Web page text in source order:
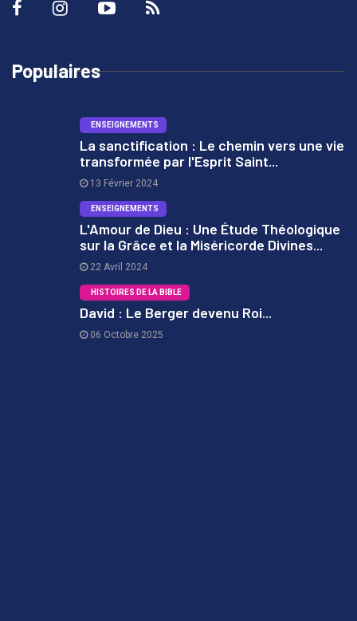
Populaires
ENSEIGNEMENTS
La sanctification : Le chemin vers une vie
transformée par l'Esprit Saint...
13 Février 2024
ENSEIGNEMENTS
L'Amour de Dieu : Une Étude Théologique
sur la Grâce et la Miséricorde Divines...
22 Avril 2024
HISTOIRES DE LA BIBLE
David : Le Berger devenu Roi...
06 Octobre 2025